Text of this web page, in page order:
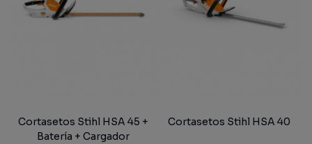
Cortasetos Stihl HSA 45 +
Batería + Cargador
Cortasetos Stihl HSA 40